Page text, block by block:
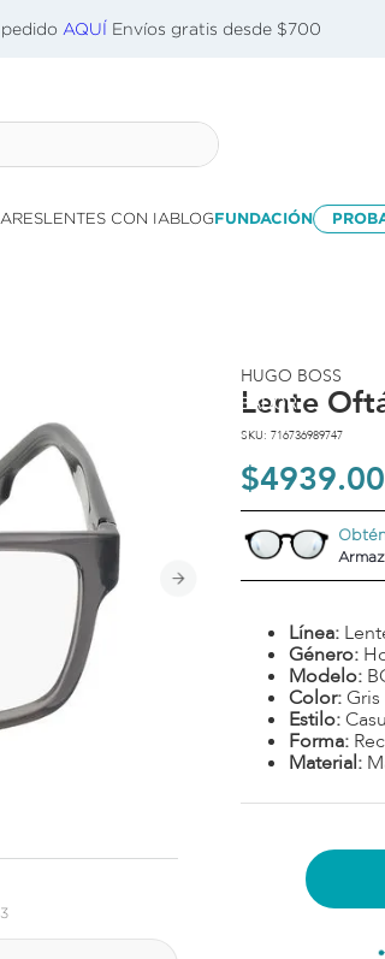
AQUÍ Envíos gratis desde $700
LENTES CON IABLOGFUNDACIÓN
PROBADOR
HUGO BOSS
Lente
SKU: 716736989747
$4939.00
Línea:
Género:
Modelo:
Color:Gris
Estilo:
Forma:
Material: